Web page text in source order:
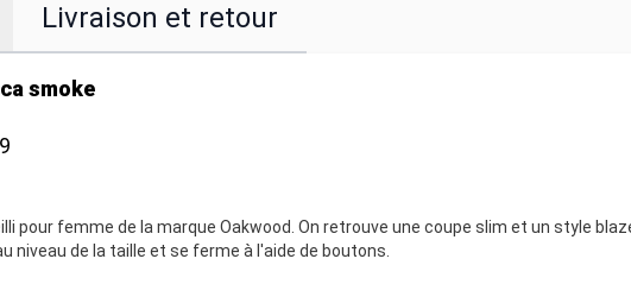
Livraison et retour
smoke
pour femme de la marque Oakwood. On retrouve une coupe slim et un style
niveau de la taille et se ferme à l'aide de boutons.